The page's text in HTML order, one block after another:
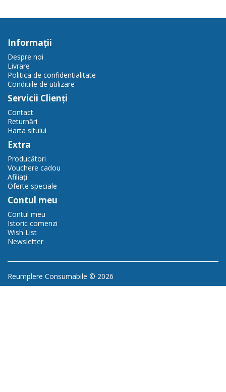
Informaţii
Despre noi
Livrare
Politica de confidentialitate
Conditiile de utilizare
Servicii Clienţi
Contact
Returnări
Harta sitului
Extra
Producători
Vouchere cadou
Afiliaţi
Oferte speciale
Contul meu
Contul meu
Istoric comenzi
Wish List
Newsletter
Reumplere Consumabile © 2026